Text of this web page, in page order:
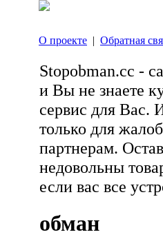
О проекте | Обратная
Stopobman.cc -
и Вы не знаете
сервис для Вас.
только для
партнерам.
недовольны
если вас все
обман